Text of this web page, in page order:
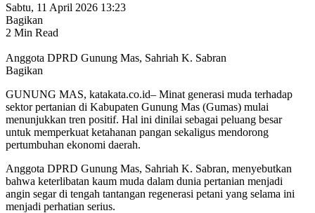
Sabtu, 11 April 2026 13:23
Bagikan
2 Min Read
Anggota DPRD Gunung Mas, Sahriah K. Sabran
Bagikan
GUNUNG MAS, katakata.co.id– Minat generasi muda terhadap
sektor pertanian di Kabupaten Gunung Mas (Gumas) mulai
menunjukkan tren positif. Hal ini dinilai sebagai peluang besar
untuk memperkuat ketahanan pangan sekaligus mendorong
pertumbuhan ekonomi daerah.
Anggota DPRD Gunung Mas, Sahriah K. Sabran, menyebutkan
bahwa keterlibatan kaum muda dalam dunia pertanian menjadi
angin segar di tengah tantangan regenerasi petani yang selama ini
menjadi perhatian serius.